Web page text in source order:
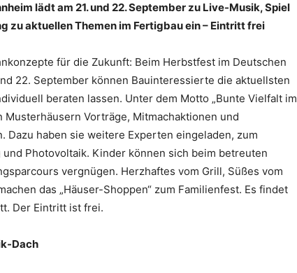
lädt am 21. und 22. September zu Live-Musik, Spiel
zu aktuellen Themen im Fertigbau ein – Eintritt frei
für die Zukunft: Beim Herbstfest im Deutschen
22. September können Bauinteressierte die aktuellsten
beraten lassen. Unter dem Motto „Bunte Vielfalt im
Vorträge, Mitmachaktionen und
Dazu haben sie weitere Experten eingeladen, zum
Photovoltaik. Kinder können sich beim betreuten
vergnügen. Herzhaftes vom Grill, Süßes vom
das „Häuser-Shoppen“ zum Familienfest. Es findet
Der Eintritt ist frei.
Dach